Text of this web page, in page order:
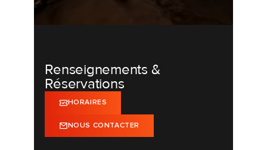
Renseignements &
Réservations
HORAIRES
NOUS CONTACTER